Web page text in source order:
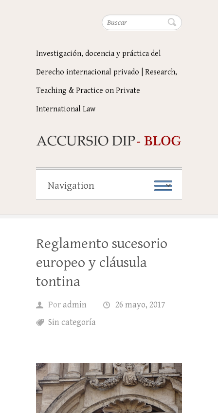
Buscar
Investigación, docencia y práctica del
Derecho internacional privado | Research,
Teaching & Practice on Private
International Law
Reglamento sucesorio
europeo y cláusula
tontina
Por admin
26 mayo, 2017
Sin categoría